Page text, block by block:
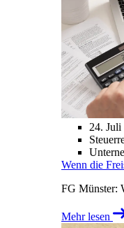
24. Juli
Wenn die
FG Münster:
Mehr lesen